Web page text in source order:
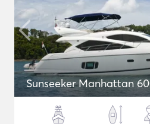
Sunseeker Manhattan 60